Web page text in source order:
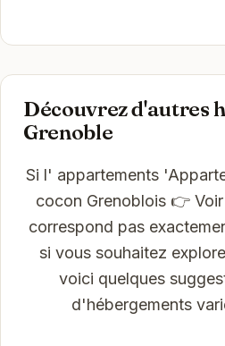
Découvrez d'autres
Grenoble
Si l' appartements
cocon Grenoblois 👉
correspond pas
si vous souhaitez
voici quelques
d'hébergements